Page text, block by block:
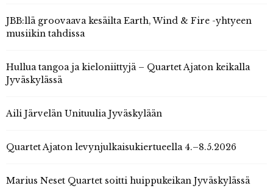
JBB:llä groovaava kesäilta Earth, Wind & Fire -yhtyeen
musiikin tahdissa
Hullua tangoa ja kieloniittyjä – Quartet Ajaton keikalla
Jyväskylässä
Aili Järvelän Unituulia Jyväskylään
Quartet Ajaton levynjulkaisukiertueella 4.–8.5.2026
Marius Neset Quartet soitti huippukeikan Jyväskylässä